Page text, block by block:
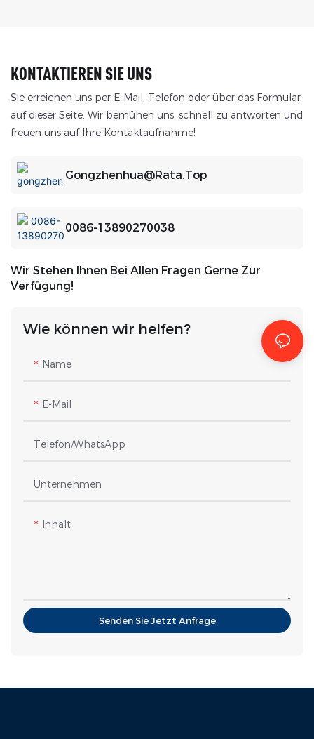
KONTAKTIEREN SIE UNS
Sie erreichen uns per E-Mail, Telefon oder über das Formular
auf dieser Seite. Wir bemühen uns, schnell zu antworten und
freuen uns auf Ihre Kontaktaufnahme!
Gongzhenhua@rata.top
0086-13890270038
Wir Stehen Ihnen Bei Allen Fragen Gerne Zur
Verfügung!
Wie können wir helfen?
Name
E-Mail
Telefon/WhatsApp
Unternehmen
Inhalt
Senden Sie Jetzt Anfrage